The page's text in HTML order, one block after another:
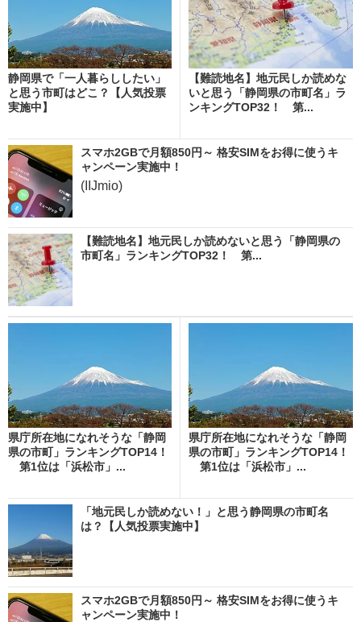
静岡県で「一人暮らししたい」
と思う市町はどこ？【人気投票
実施中】
【難読地名】地元民しか読めな
いと思う「静岡県の市町名」ラ
ンキングTOP32！ 第...
スマホ2GBで月額850円～ 格安SIMをお得に使うキ
ャンペーン実施中！
(IIJmio)
【難読地名】地元民しか読めないと思う「静岡県の
市町名」ランキングTOP32！ 第...
県庁所在地になれそうな「静岡
県の市町」ランキングTOP14！
第1位は「浜松市」...
県庁所在地になれそうな「静岡
県の市町」ランキングTOP14！
第1位は「浜松市」...
「地元民しか読めない！」と思う静岡県の市町名
は？【人気投票実施中】
スマホ2GBで月額850円～ 格安SIMをお得に使うキ
ャンペーン実施中！